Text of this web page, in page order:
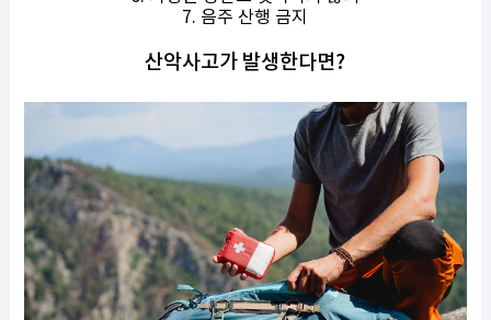
7. 음주 산행 금지
산악사고가 발생한다면?